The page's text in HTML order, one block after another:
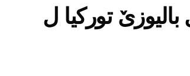
توركیا ل